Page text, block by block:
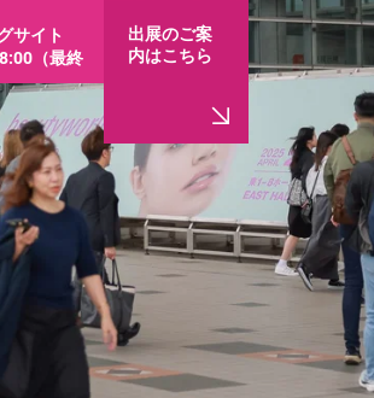
サイト
（最終
まで）
出展のご案
内はこちら